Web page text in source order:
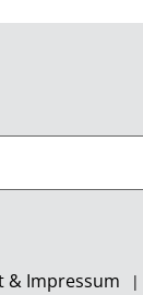
& Impressum